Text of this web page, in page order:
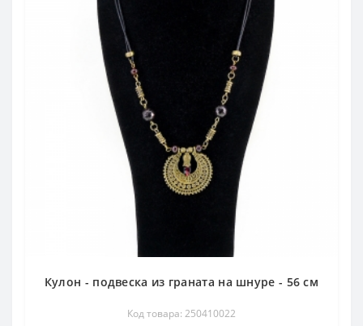
Кулон - подвеска из граната на шнуре - 56 см
Код товара: 250410022